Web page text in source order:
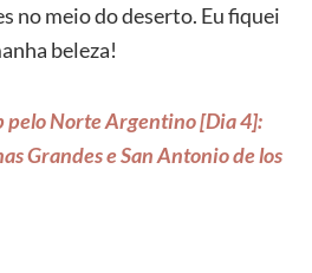
no meio do deserto. Eu fiquei
beleza!
pelo Norte Argentino [Dia 4]:
Grandes e San Antonio de los